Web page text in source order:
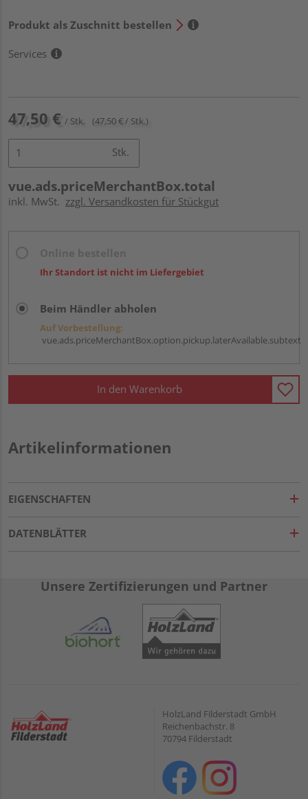
Produkt als Zuschnitt bestellen
Services
47,50 € / Stk. (47,50 € / Stk.)
Stk.
vue.ads.priceMerchantBox.total
inkl. MwSt. zzgl. Versandkosten für Stückgut
Ihr Standort ist nicht im Liefergebiet
Beim Händler abholen
Auf Vorbestellung:
vue.ads.priceMerchantBox.option.pickup.laterAvailable.subtext
In den Warenkorb
Artikelinformationen
EIGENSCHAFTEN
DATENBLÄTTER
Unsere Zertifizierungen und Partner
HolzLand Filderstadt GmbH
Reichenbachstr. 8
70794 Filderstadt